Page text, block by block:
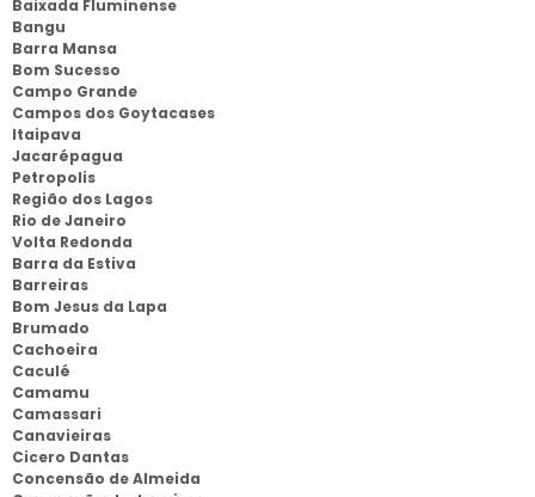
Baixada Fluminense
Bangu
Barra Mansa
Bom Sucesso
Campo Grande
Campos dos Goytacases
Itaipava
Jacarépagua
Petropolis
Região dos Lagos
Rio de Janeiro
Volta Redonda
Barra da Estiva
Barreiras
Bom Jesus da Lapa
Brumado
Cachoeira
Caculé
Camamu
Camassari
Canavieiras
Cicero Dantas
Concensão de Almeida